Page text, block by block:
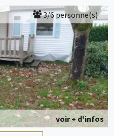
3/6 personne(s)
voir + d'infos